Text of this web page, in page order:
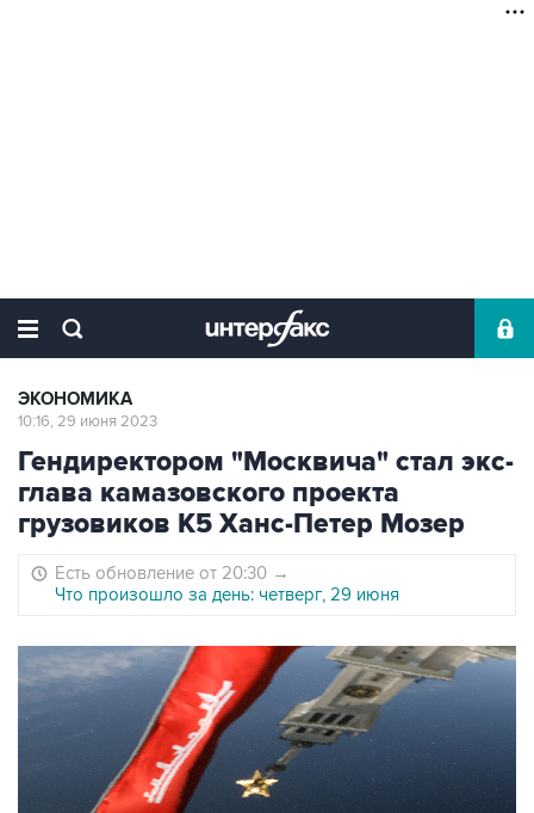
ЭКОНОМИКА
10:16, 29 июня 2023
Гендиректором "Москвича" стал экс-
глава камазовского проекта
грузовиков К5 Ханс-Петер Мозер
Есть обновление от 20:30 →
Что произошло за день: четверг, 29 июня